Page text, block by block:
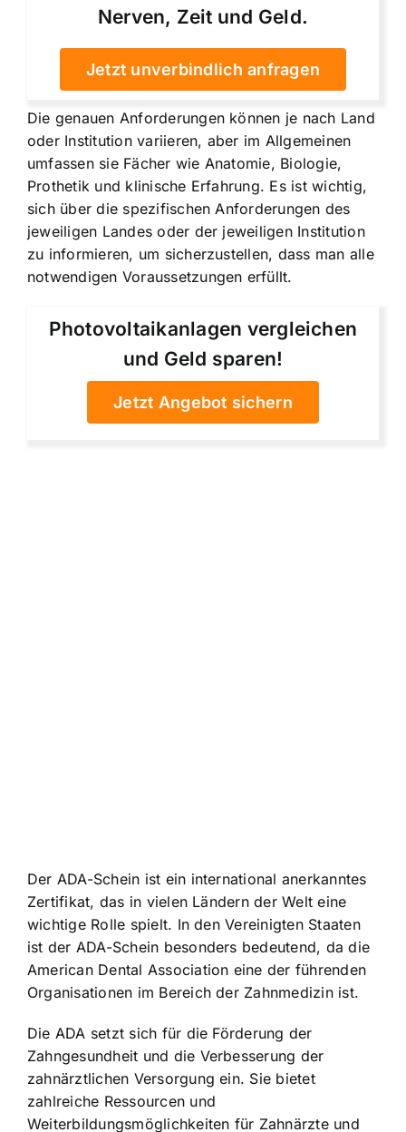
Nerven, Zeit und Geld.
Jetzt unverbindlich anfragen
Die genauen Anforderungen können je nach Land
oder Institution variieren, aber im Allgemeinen
umfassen sie Fächer wie Anatomie, Biologie,
Prothetik und klinische Erfahrung. Es ist wichtig,
sich über die spezifischen Anforderungen des
jeweiligen Landes oder der jeweiligen Institution
zu informieren, um sicherzustellen, dass man alle
notwendigen Voraussetzungen erfüllt.
Photovoltaikanlagen vergleichen
und Geld sparen!
Jetzt Angebot sichern
Der ADA-Schein ist ein international anerkanntes
Zertifikat, das in vielen Ländern der Welt eine
wichtige Rolle spielt. In den Vereinigten Staaten
ist der ADA-Schein besonders bedeutend, da die
American Dental Association eine der führenden
Organisationen im Bereich der Zahnmedizin ist.
Die ADA setzt sich für die Förderung der
Zahngesundheit und die Verbesserung der
zahnärztlichen Versorgung ein. Sie bietet
zahlreiche Ressourcen und
Weiterbildungsmöglichkeiten für Zahnärzte und